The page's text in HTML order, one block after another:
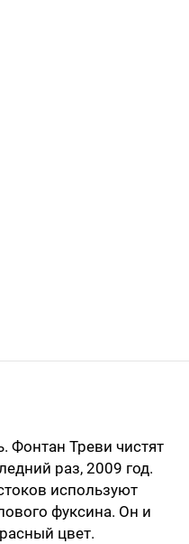
Фонтан Треви чистят
раз, 2009 год.
используют
фуксина. Он и
цвет.